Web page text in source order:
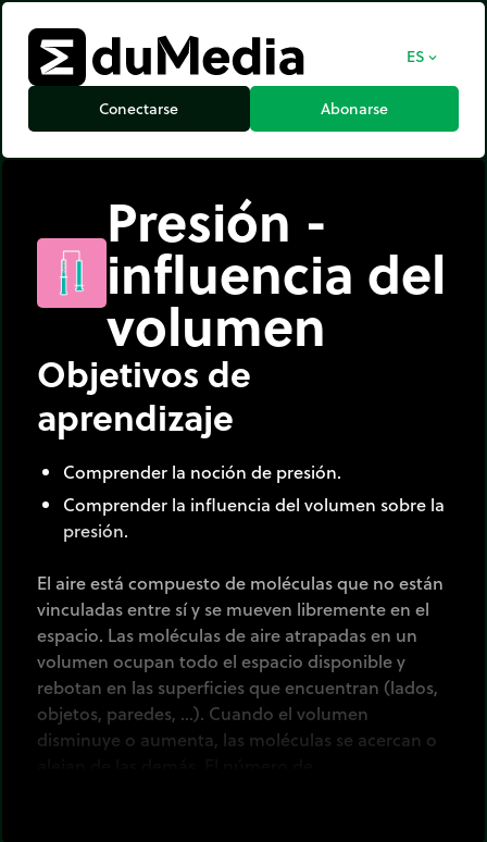
ES expand_more
Conectarse Abonarse
Presión -
influencia del
volumen
Objetivos de
aprendizaje
Comprender la noción de presión.
Comprender la influencia del volumen sobre la
presión.
El aire está compuesto de moléculas que no están
vinculadas entre sí y se mueven libremente en el
espacio. Las moléculas de aire atrapadas en un
volumen ocupan todo el espacio disponible y
rebotan en las superficies que encuentran (lados,
objetos, paredes, ...). Cuando el volumen
disminuye o aumenta, las moléculas se acercan o